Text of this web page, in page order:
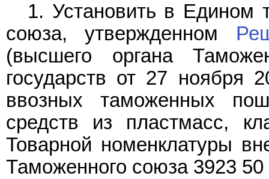
1. Установить в
союза, утвержденном
(высшего органа
государств от 27 ноября
ввозных таможенных
средств из пластмасс,
Товарной номенклатуры
Таможенного союза 3923